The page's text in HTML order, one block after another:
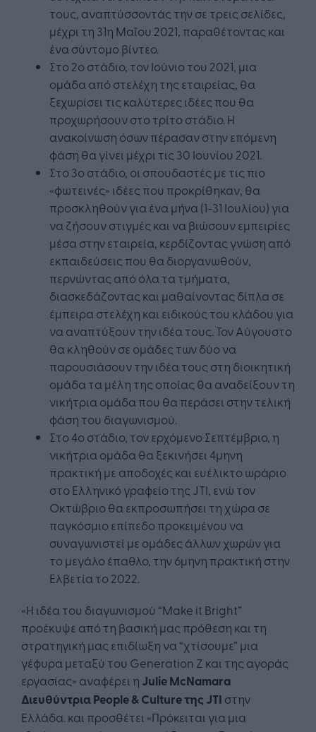
τους, αναπτύσσοντάς την σε τρεις σελίδες,
μέχρι τη 31η Μαΐου 2021, παραθέτοντας και
ένα σύντομο βίντεο.
Στο 2ο στάδιο, τον Ιούνιο του 2021, μια
ομάδα από στελέχη της εταιρείας, θα
ξεχωρίσει τις καλύτερες ιδέες που θα
προχωρήσουν στο τρίτο στάδιο. Η
ανακοίνωση όσων πέρασαν στην επόμενη
φάση θα γίνει μέχρι τις 30 Ιουνίου 2021.
Στο 3ο στάδιο, οι σπουδαστές με τις πιο
«φωτεινές» ιδέες που προκρίθηκαν, θα
προσκληθούν για ένα μήνα (1-31 Ιουλίου) για
να ζήσουν στιγμές και να βιώσουν εμπειρίες
μέσα στην εταιρεία, κερδίζοντας γνώση από
εκπαιδεύσεις που θα διοργανωθούν,
περνώντας από όλα τα τμήματα,
διασκεδάζοντας και μαθαίνοντας δίπλα σε
έμπειρα στελέχη και ειδικούς του κλάδου για
να αναπτύξουν την ιδέα τους. Τον Αύγουστο
θα κληθούν σε ομάδες των δύο να
παρουσιάσουν την ιδέα τους στη διοικητική
ομάδα τα μέλη της οποίας θα αναδείξουν τη
νικήτρια ομάδα που θα περάσει στην τελική
φάση του διαγωνισμού.
Στο 4ο στάδιο, τον ερχόμενο Σεπτέμβριο, η
νικήτρια ομάδα θα ξεκινήσει 4μηνη
πρακτική με αποδοχές και ευέλικτο ωράριο
στο Ελληνικό γραφείο της JTI, ενώ τον
Οκτώβριο θα εκπροσωπήσει τη χώρα σε
παγκόσμιο επίπεδο προκειμένου να
συναγωνιστεί με ομάδες άλλων χωρών για
το μεγάλο έπαθλο, την 6μηνη πρακτική στην
Ελβετία το 2022.
«Η ιδέα του διαγωνισμού “Make it Bright”
προέκυψε από τη βασική μας πρόθεση και τη
στρατηγική μας επιδίωξη να “χτίσουμε” μια
γέφυρα μεταξύ του Generation Z και της αγοράς
εργασίας» αναφέρει η Julie McNamara
Διευθύντρια People & Culture της JTI στην
Ελλάδα. και προσθέτει «Πρόκειται για μια